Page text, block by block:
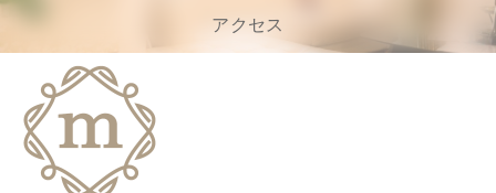
アクセス